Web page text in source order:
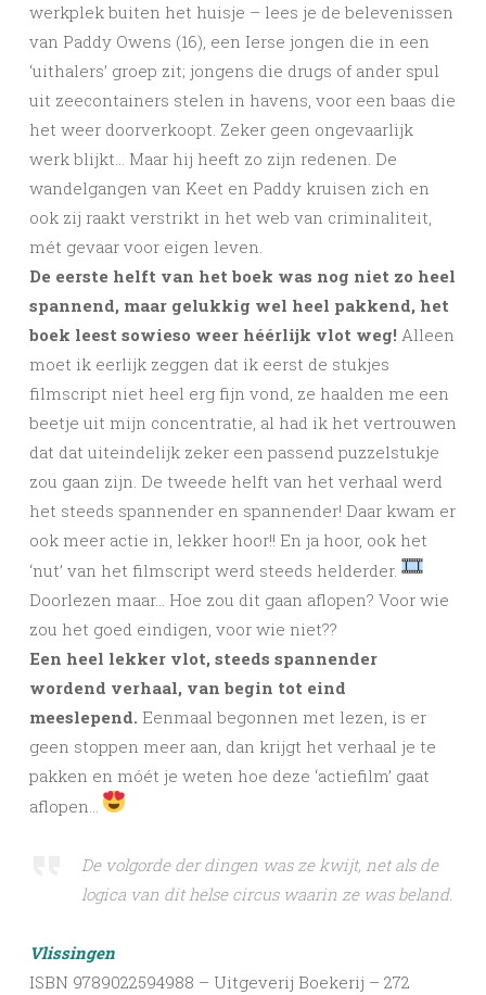
werkplek buiten het huisje – lees je de belevenissen
van Paddy Owens (16), een Ierse jongen die in een
‘uithalers’ groep zit; jongens die drugs of ander spul
uit zeecontainers stelen in havens, voor een baas die
het weer doorverkoopt. Zeker geen ongevaarlijk
werk blijkt… Maar hij heeft zo zijn redenen. De
wandelgangen van Keet en Paddy kruisen zich en
ook zij raakt verstrikt in het web van criminaliteit,
mét gevaar voor eigen leven.
De eerste helft van het boek was nog niet zo heel
spannend, maar gelukkig wel heel pakkend, het
boek leest sowieso weer héérlijk vlot weg! Alleen
moet ik eerlijk zeggen dat ik eerst de stukjes
filmscript niet heel erg fijn vond, ze haalden me een
beetje uit mijn concentratie, al had ik het vertrouwen
dat dat uiteindelijk zeker een passend puzzelstukje
zou gaan zijn. De tweede helft van het verhaal werd
het steeds spannender en spannender! Daar kwam er
ook meer actie in, lekker hoor!! En ja hoor, ook het
‘nut’ van het filmscript werd steeds helderder.
Doorlezen maar… Hoe zou dit gaan aflopen? Voor wie
zou het goed eindigen, voor wie niet??
Een heel lekker vlot, steeds spannender
wordend verhaal, van begin tot eind
meeslepend. Eenmaal begonnen met lezen, is er
geen stoppen meer aan, dan krijgt het verhaal je te
pakken en móét je weten hoe deze ‘actiefilm’ gaat
aflopen…
De volgorde der dingen was ze kwijt, net als de
logica van dit helse circus waarin ze was beland.
Vlissingen
ISBN 9789022594988 – Uitgeverij Boekerij – 272